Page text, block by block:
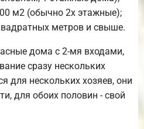
м2 (обычно 2х этажные);
метров и свыше.
дома с 2-мя входами,
сразу нескольких
для нескольких хозяев, они
для обоих половин - свой